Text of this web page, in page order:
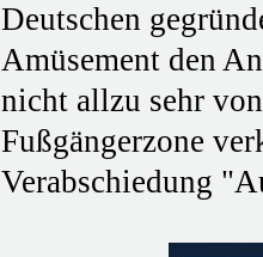
Deutschen
Amüsement den
nicht allzu sehr
Fußgängerzone
Verabschiedung